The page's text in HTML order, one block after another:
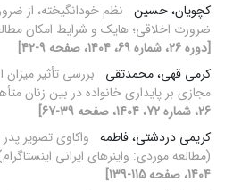
کچویان، حسین نظم خودانگیخته، از
ضرورت اخلاقی؛ هایک و شرایط امکان
[دوره 26، شماره 69، 1404، صفحه 9-42]
کرمی قهی، محمدتقی
بررسی تأثیر میزان
مجازی بر پایداری خانواده در بین زنان
26، شماره 72، 1404، صفحه 39-67]
کریمی دردشتی، فاطمه واکاوی تصویر
(مطالعه موردی: واینرهای ایرانی
1404، صفحه 115-139]